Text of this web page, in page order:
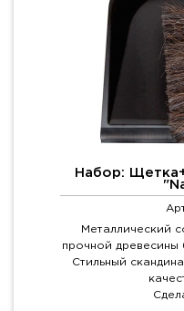
Набор:
Металлический
прочной древесины
Стильный